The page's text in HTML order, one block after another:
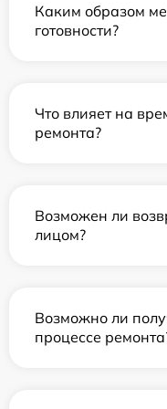
Каким образом
готовности?
Что влияет на
ремонта?
Возможен ли
лицом?
Возможно ли
процессе